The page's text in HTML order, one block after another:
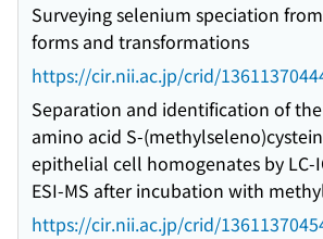
Surveying selenium speciation
forms and transformations
https://cir.nii.ac.jp/crid/
Separation and identification of
amino acid S-
epithelial cell homogenates by LC-
ESI-MS after incubation with
https://cir.nii.ac.jp/crid/